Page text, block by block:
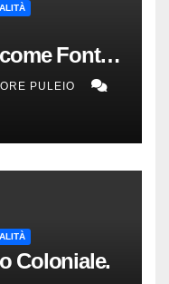
Fonte
PULEIO
Coloniale.